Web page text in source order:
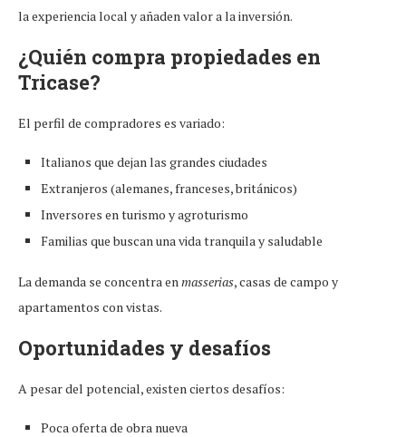
la experiencia local y añaden valor a la inversión.
¿Quién compra propiedades en
Tricase?
El perfil de compradores es variado:
Italianos que dejan las grandes ciudades
Extranjeros (alemanes, franceses, británicos)
Inversores en turismo y agroturismo
Familias que buscan una vida tranquila y saludable
La demanda se concentra enmasserias, casas de campo y
apartamentos con vistas.
Oportunidades y desafíos
A pesar del potencial, existen ciertos desafíos:
Poca oferta de obra nueva